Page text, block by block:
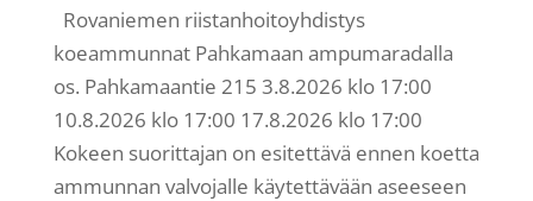
Rovaniemen riistanhoitoyhdistys
koeammunnat Pahkamaan ampumaradalla
os. Pahkamaantie 215 3.8.2026 klo 17:00
10.8.2026 klo 17:00 17.8.2026 klo 17:00
Kokeen suorittajan on esitettävä ennen koetta
ammunnan valvojalle käytettävään aseeseen